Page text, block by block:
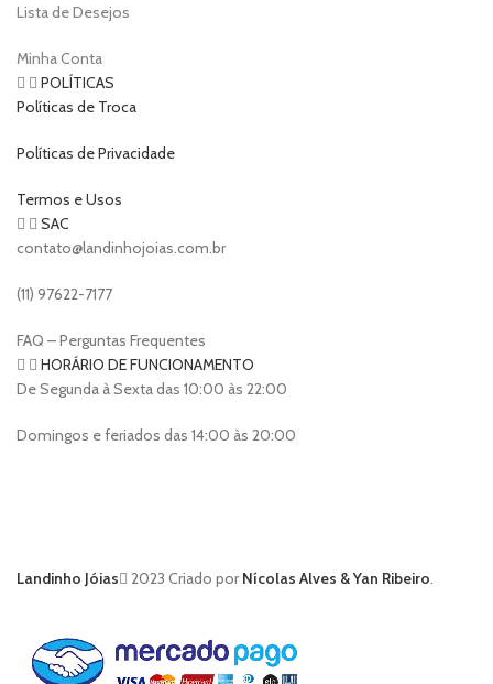
Lista de Desejos
Minha Conta
POLÍTICAS
Políticas de Troca
Políticas de Privacidade
Termos e Usos
SAC
contato@landinhojoias.com.br
(11) 97622-7177
FAQ – Perguntas Frequentes
HORÁRIO DE FUNCIONAMENTO
De Segunda à Sexta das 10:00 às 22:00
Domingos e feriados das 14:00 às 20:00
Landinho Jóias 2023 Criado porNícolas Alves & Yan Ribeiro